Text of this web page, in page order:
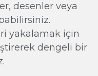
desenler veya
yakalamak için
dengeli bir